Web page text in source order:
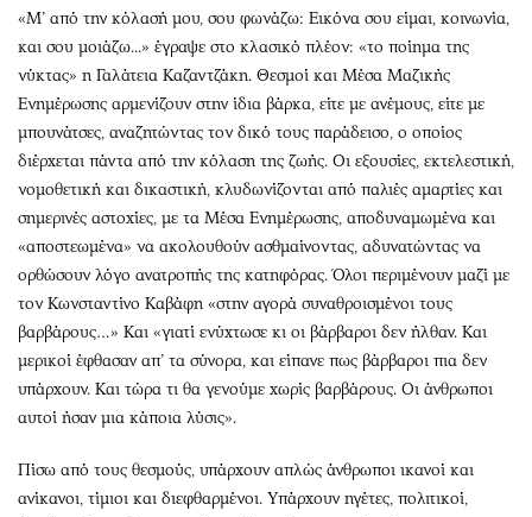
Επιχειρήσεις
Αγορές
Money Review
AstroBank Properties
Trends
Ενέργεια
Ναυτιλία
Περιβάλλον
Ελλάδα
Κόσμος
Παράξενα
Πολιτισμός
Θέατρο-Χορός
Μουσική
Γενικά
Αναδρομές
Περιβάλλον
Good Life
Γυναίκα
Showbiz
Ταξίδια
Συνταγές
Έξοδος
Media
Εκπομπές
Podcasts
Uncut
«Μ’ από την κόλασή μου, σου φωνάζω: Εικόνα σου είμαι, κοινωνία,
και σου μοιάζω...» έγραψε στο κλασικό πλέον: «το ποίημα της
νύκτας» η Γαλάτεια Καζαντζάκη. Θεσμοί και Μέσα Μαζικής
Ενημέρωσης αρμενίζουν στην ίδια βάρκα, είτε με ανέμους, είτε με
μπουνάτσες, αναζητώντας τον δικό τους παράδεισο, ο οποίος
διέρχεται πάντα από την κόλαση της ζωής. Οι εξουσίες, εκτελεστική,
νομοθετική και δικαστική, κλυδωνίζονται από παλιές αμαρτίες και
σημερινές αστοχίες, με τα Μέσα Ενημέρωσης, αποδυναμωμένα και
«αποστεωμένα» να ακολουθούν ασθμαίνοντας, αδυνατώντας να
ορθώσουν λόγο ανατροπής της κατηφόρας. Όλοι περιμένουν μαζί με
τον Κωνσταντίνο Καβάφη «στην αγορά συναθροισμένοι τους
βαρβάρους…» Και «γιατί ενύχτωσε κι οι βάρβαροι δεν ήλθαν. Και
μερικοί έφθασαν απ’ τα σύνορα, και είπανε πως βάρβαροι πια δεν
υπάρχουν. Και τώρα τι θα γενούμε χωρίς βαρβάρους. Οι άνθρωποι
αυτοί ήσαν μια κάποια λύσις».
Πίσω από τους θεσμούς, υπάρχουν απλώς άνθρωποι ικανοί και
ανίκανοι, τίμιοι και διεφθαρμένοι. Υπάρχουν ηγέτες, πολιτικοί,